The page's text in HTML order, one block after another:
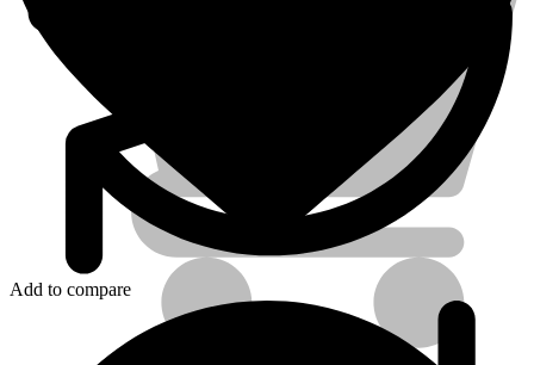
Add to compare